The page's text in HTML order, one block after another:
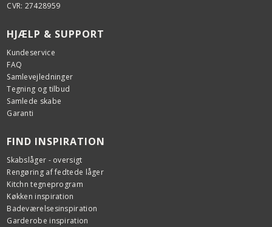
CVR: 27428959
HJÆLP & SUPPORT
Kundeservice
FAQ
Samlevejledninger
Tegning og tilbud
Samlede skabe
Garanti
FIND INSPIRATION
Skabslåger - oversigt
Rengøring af fedtede låger
Kitchn tegneprogram
Køkken inspiration
Badeværelsesinspiration
Garderobe inspiration